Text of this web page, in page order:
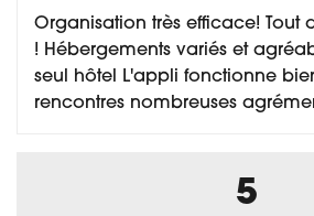
Organisation très efficace! Tout
! Hébergements variés et
seul hôtel L'appli fonctionne
rencontres nombreuses
5